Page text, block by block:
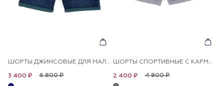
ШОРТЫ ДЖИНСОВЫЕ ДЛЯ МАЛЬЧИКОВ
6 800 ₽
3 400 ₽
ШОРТЫ СПОРТИВНЫЕ С КАРМАНОМ ДЛЯ МАЛЬЧИКОВ
4 800 ₽
2 400 ₽